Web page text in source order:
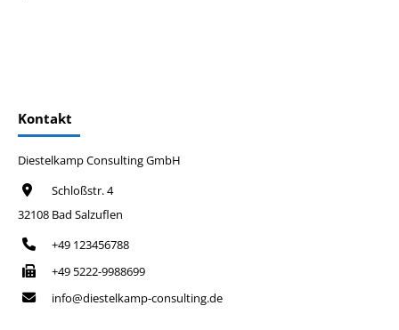
Kontakt
Diestelkamp Consulting GmbH
Schloßstr. 4
32108 Bad Salzuflen
+49 123456788
+49 5222-9988699
info@diestelkamp-consulting.de